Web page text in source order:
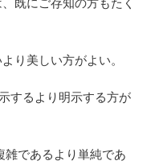
既にご存知の方もたく
り美しい方がよい。
するより明示する方が
であるより単純であ